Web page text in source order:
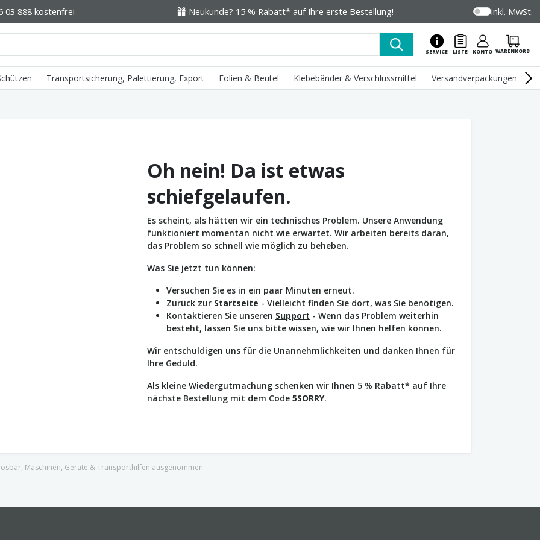
03 888 kostenfrei Neukunde? 15 % Rabatt* auf Ihre erste Bestellung! inkl. MwSt.
SERVICE LISTE KONTO WARENKORB
Transportsicherung, Palettierung, Export Folien & Beutel Klebebänder & Verschlussmittel Versandverpackungen
Oh nein! Da ist etwas
schiefgelaufen.
Es scheint, als hätten wir ein technisches Problem. Unsere Anwendung
funktioniert momentan nicht wie erwartet. Wir arbeiten bereits daran,
das Problem so schnell wie möglich zu beheben.
Was Sie jetzt tun können:
Versuchen Sie es in ein paar Minuten erneut.
Zurück zur Startseite - Vielleicht finden Sie dort, was Sie benötigen.
Kontaktieren Sie unseren Support - Wenn das Problem weiterhin
besteht, lassen Sie uns bitte wissen, wie wir Ihnen helfen können.
Wir entschuldigen uns für die Unannehmlichkeiten und danken Ihnen für
Ihre Geduld.
Als kleine Wiedergutmachung schenken wir Ihnen 5 % Rabatt* auf Ihre
nächste Bestellung mit dem Code 5SORRY.
Maschinen, Geräte & Transporthilfen ausgenommen.